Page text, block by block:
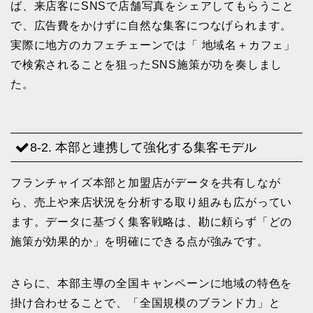
ば、来店客にSNSで店舗写真をシェアしてもらうこと
で、広告費をかけずに自然な集客につなげられます。
実際に地方のカフェチェーンでは「 地域名＋カフェ」
で検索されることを狙ったSNS施策が功を奏しまし
た。
8-2. 本部と連携して強化する集客モデル
フランチャイズ本部と加盟店がデータを共有しなが
ら、売上や来店状況を分析する取り組みも広がってい
ます。データに基づく集客戦略は、勘に頼らず「どの
施策が効果的か」を明確にできる点が強みです。
さらに、本部主導の全国キャンペーンに地域の特色を
掛け合わせることで、「全国規模のブランド力」と